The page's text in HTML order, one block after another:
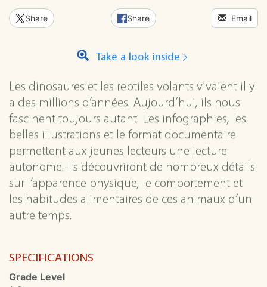
Share Share Email
Take a look inside
Les dinosaures et les reptiles volants vivaient il y
a des millions d’années. Aujourd’hui, ils nous
fascinent toujours autant. Les infographies, les
belles illustrations et le format documentaire
permettent aux jeunes lecteurs une lecture
autonome. Ils découvriront de nombreux détails
sur l’apparence physique, le comportement et
les habitudes alimentaires de ces animaux d’un
autre temps.
SPECIFICATIONS
Grade Level